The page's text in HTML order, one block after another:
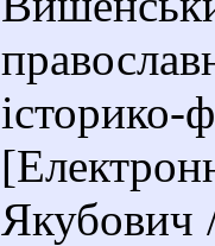
Якубович